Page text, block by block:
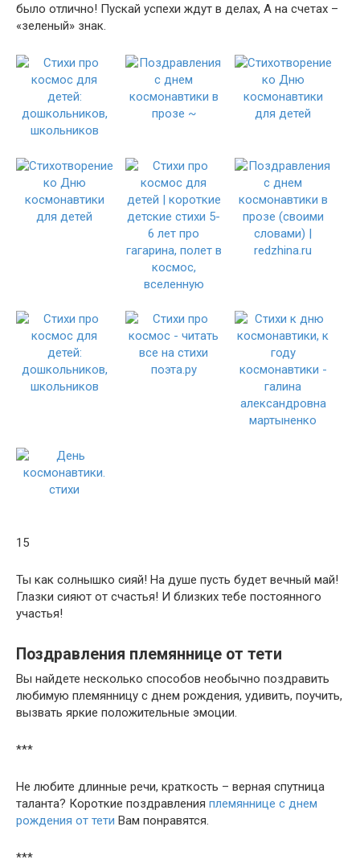
было отлично! Пускай успехи ждут в делах, А на счетах –
«зеленый» знак.
15
Ты как солнышко сияй! На душе пусть будет вечный май!
Глазки сияют от счастья! И близких тебе постоянного
участья!
Поздравления племяннице от тети
Вы найдете несколько способов необычно поздравить
любимую племянницу с днем рождения, удивить, поучить,
вызвать яркие положительные эмоции.
***
Не любите длинные речи, краткость – верная спутница
таланта? Короткие поздравления племяннице с днем
рождения от тети Вам понравятся.
***